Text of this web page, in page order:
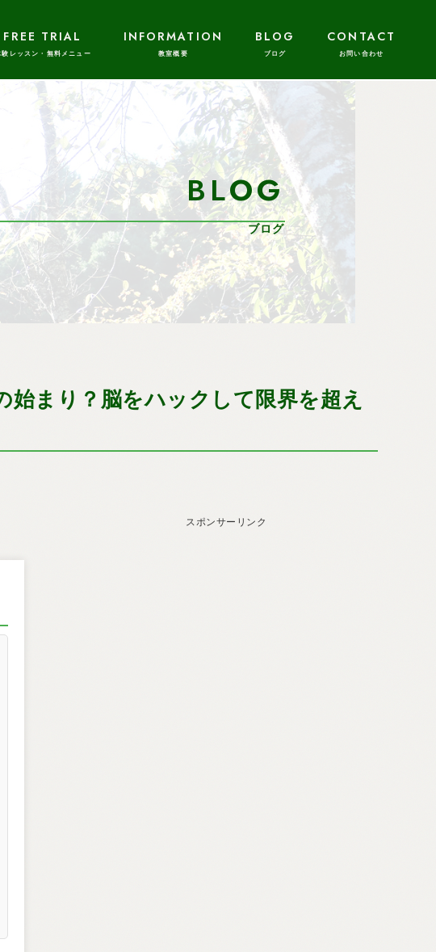
FREE TRIAL INFORMATION BLOG CONTACT
BLOG
ブログ
まり？脳をハックして限界を超え
スポンサーリンク